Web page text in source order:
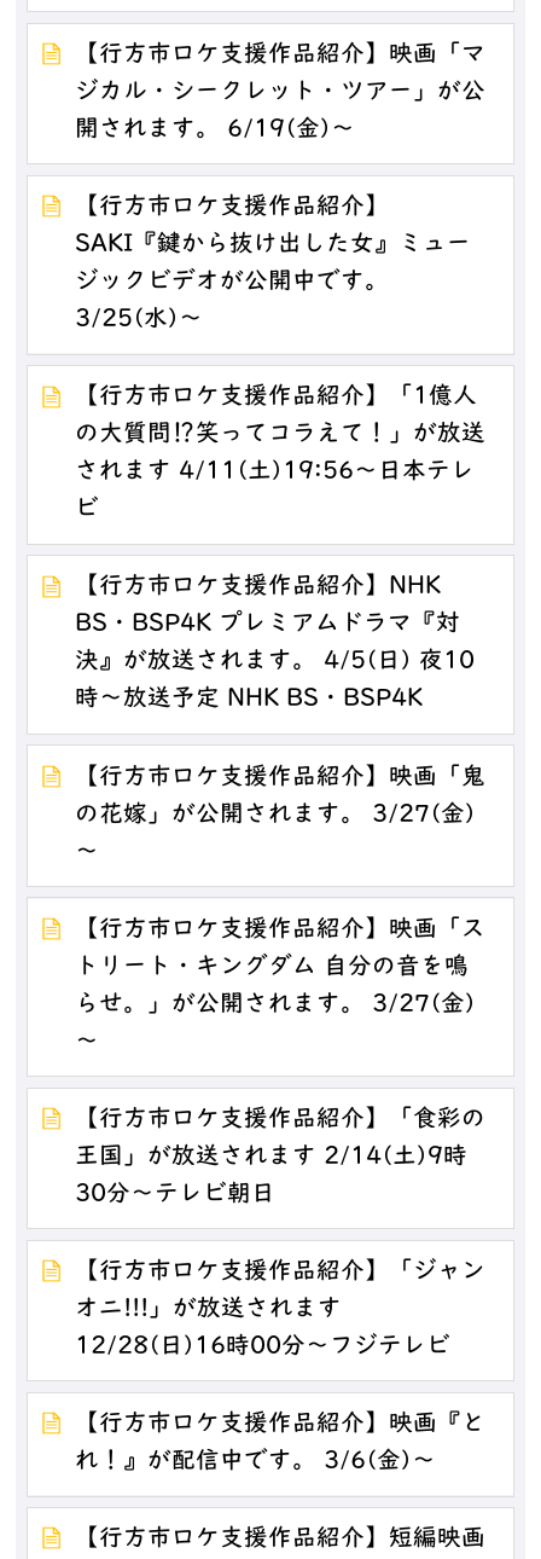
【行方市ロケ支援作品紹介】映画「マ
ジカル・シークレット・ツアー」が公
開されます。 6/19(金)～
【行方市ロケ支援作品紹介】
SAKI『鍵から抜け出した女』ミュー
ジックビデオが公開中です。
3/25(水)～
【行方市ロケ支援作品紹介】「1億人
の大質問⁉笑ってコラえて！」が放送
されます 4/11(土)19:56～日本テレ
ビ
【行方市ロケ支援作品紹介】NHK
BS・BSP4K プレミアムドラマ『対
決』が放送されます。 4/5(日) 夜10
時～放送予定 NHK BS・BSP4K
【行方市ロケ支援作品紹介】映画「鬼
の花嫁」が公開されます。 3/27(金)
～
【行方市ロケ支援作品紹介】映画「ス
トリート・キングダム 自分の音を鳴
らせ。」が公開されます。 3/27(金)
～
【行方市ロケ支援作品紹介】「食彩の
王国」が放送されます 2/14(土)9時
30分～テレビ朝日
【行方市ロケ支援作品紹介】「ジャン
オニ!!!」が放送されます
12/28(日)16時00分～フジテレビ
【行方市ロケ支援作品紹介】映画『と
れ！』が配信中です。 3/6(金)～
【行方市ロケ支援作品紹介】短編映画